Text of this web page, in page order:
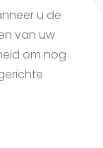
u de
van uw
om nog